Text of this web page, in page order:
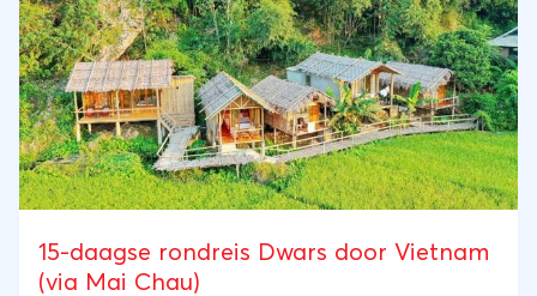
15-daagse rondreis Dwars door Vietnam
(via Mai Chau)